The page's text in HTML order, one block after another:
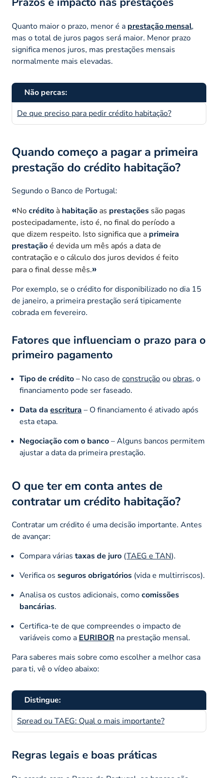
Quanto maior o prazo, menor é a prestação mensal,
mas o total de juros pagos será maior. Menor prazo
significa menos juros, mas prestações mensais
normalmente mais elevadas.
Não percas:
De que preciso para pedir crédito habitação?
Quando começo a pagar a primeira
prestação do crédito habitação?
Segundo o Banco de Portugal:
Nocrédito à habitação as prestações são pagas
postecipadamente, isto é, no final do período a
que dizem respeito. Isto significa que a primeira
prestaçãoé devida um mês após a data de
contratação e o cálculo dos juros devidos é feito
para o final desse mês.
Por exemplo, se o crédito for disponibilizado no dia 15
de janeiro, a primeira prestação será tipicamente
cobrada em fevereiro.
Fatores que influenciam o prazo para o
primeiro pagamento
Tipo de crédito– No caso de construçãoou obras, o
financiamento pode ser faseado.
Data da escritura – O financiamento é ativado após
esta etapa.
Negociação com o banco– Alguns bancos permitem
ajustar a data da primeira prestação.
O que ter em conta antes de
contratar um crédito habitação?
Contratar um crédito é uma decisão importante. Antes
de avançar:
Compara várias taxas de juro (TAEG e TAN).
Verifica os seguros obrigatórios (vida e multirriscos).
Analisa os custos adicionais, comocomissões
bancárias.
Certifica-te de que compreendes o impacto de
variáveis como a EURIBOR na prestação mensal.
Para saberes mais sobre como escolher a melhor casa
para ti, vê o vídeo abaixo:
Distingue:
Spread ou TAEG: Qual o mais importante?
Regras legais e boas práticas